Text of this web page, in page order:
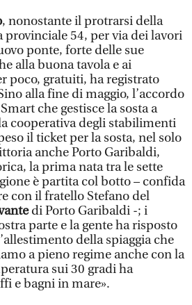
, nonostante il protrarsi della
provinciale 54, per via dei lavori
ponte, forte delle sue
alla buona tavola e ai
poco, gratuiti, ha registrato
alla fine di maggio, l’accordo
che gestisce la sosta a
cooperativa degli stabilimenti
il ticket per la sosta, nel solo
anche Porto Garibaldi,
la prima nata tra le sette
è partita col botto – confida
con il fratello Stefano del
di Porto Garibaldi -; i
parte e la gente ha risposto
della spiaggia che
a pieno regime anche con la
sui 30 gradi ha
e bagni in mare».